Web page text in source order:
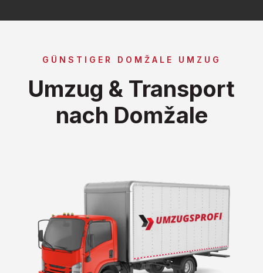
GÜNSTIGER DOMŽALE UMZUG
Umzug & Transport
nach Domžale